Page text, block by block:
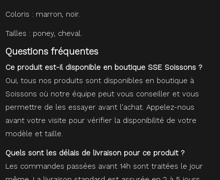
Coloris : marron, noir.
Tailles : poney, cheval.
Questions fréquentes
Ce produit est-il disponible en boutique SSE Soissons ?
Oui, tous nos produits sont disponibles en boutique à
Soissons où notre équipe peut vous conseiller et vous
permettre de les essayer avant l'achat. Appelez-nous
avant votre visite pour vérifier la disponibilité de votre
modèle et taille.
Quels sont les délais de livraison pour ce produit ?
Les commandes passées avant 14h sont traitées le jour